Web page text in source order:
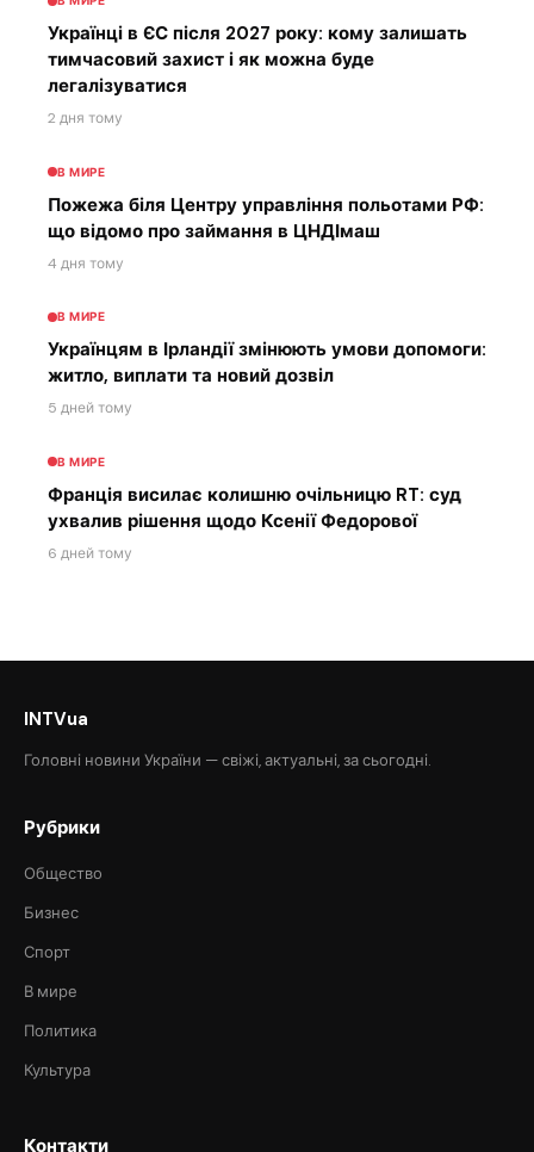
Українці в ЄС після 2027 року: кому залишать
тимчасовий захист і як можна буде
легалізуватися
2 дня тому
В МИРЕ
Пожежа біля Центру управління польотами РФ:
що відомо про займання в ЦНДІмаш
4 дня тому
В МИРЕ
Українцям в Ірландії змінюють умови допомоги:
житло, виплати та новий дозвіл
5 дней тому
В МИРЕ
Франція висилає колишню очільницю RT: суд
ухвалив рішення щодо Ксенії Федорової
6 дней тому
INTVua
Головні новини України — свіжі, актуальні, за сьогодні.
Рубрики
Общество
Бизнес
Спорт
В мире
Политика
Культура
Контакти